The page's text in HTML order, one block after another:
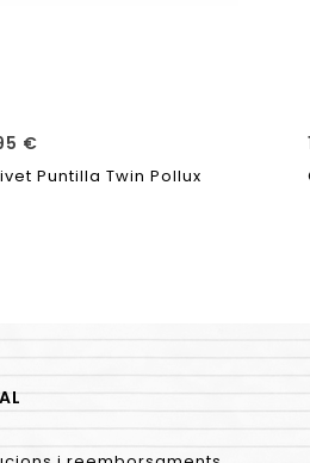
€
Puntilla Twin Pollux